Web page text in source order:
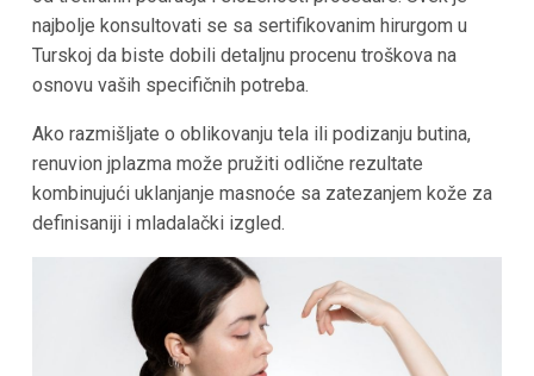
najbolje konsultovati se sa sertifikovanim hirurgom u
Turskoj da biste dobili detaljnu procenu troškova na
osnovu vaših specifičnih potreba.
Ako razmišljate o oblikovanju tela ili podizanju butina,
renuvion jplazma može pružiti odlične rezultate
kombinujući uklanjanje masnoće sa zatezanjem kože za
definisaniji i mladalački izgled.